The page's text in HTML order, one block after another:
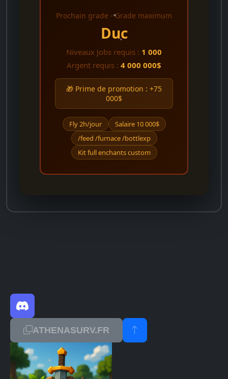
Prochain grade - Grade maximum
Duc
Niveaux Jobs requis : 1 000
Argent requis : 4 000 000$
🎁 Prime de promotion : +75
000$
Fly 2h/jour
Salaire 10 000$
/feed /furnace /bottlexp
Kit full enchants custom
ATHENASURV.FR